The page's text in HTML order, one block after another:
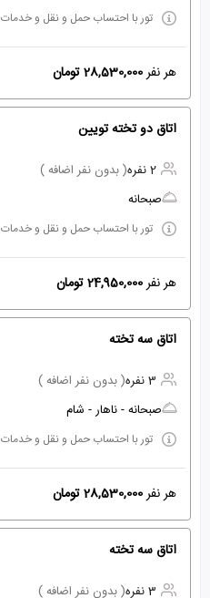
تور با احتساب حمل و نقل و خدمات
هر نفر28,530,000 تومان
اتاق دو تخته تویین
2 نفره
( بدون نفر اضافه )
صبحانه
تور با احتساب حمل و نقل و خدمات
هر نفر24,950,000 تومان
اتاق سه تخته
3 نفره
( بدون نفر اضافه )
صبحانه - ناهار - شام
تور با احتساب حمل و نقل و خدمات
هر نفر28,530,000 تومان
اتاق سه تخته
3 نفره ( بدون نفر اضافه )